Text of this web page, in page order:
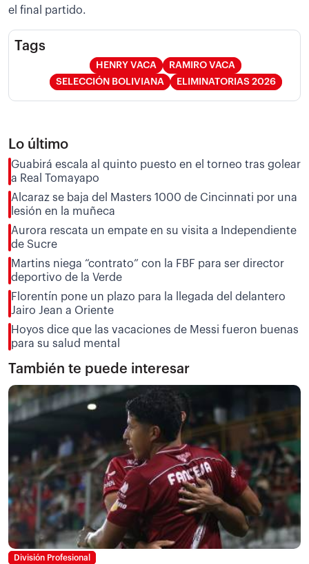
el final partido.
Tags
HENRY VACA
RAMIRO VACA
SELECCIÓN BOLIVIANA
ELIMINATORIAS 2026
Lo último
Guabirá escala al quinto puesto en el torneo tras golear
a Real Tomayapo
Alcaraz se baja del Masters 1000 de Cincinnati por una
lesión en la muñeca
Aurora rescata un empate en su visita a Independiente
de Sucre
Martins niega “contrato” con la FBF para ser director
deportivo de la Verde
Florentín pone un plazo para la llegada del delantero
Jairo Jean a Oriente
Hoyos dice que las vacaciones de Messi fueron buenas
para su salud mental
También te puede interesar
División Profesional